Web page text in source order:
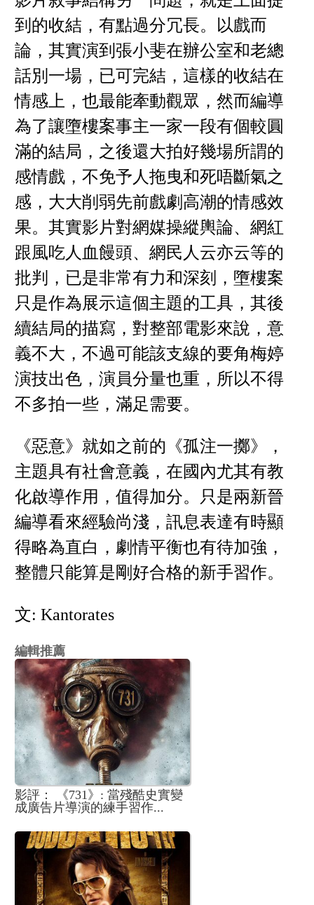
到的收結，有點過分冗長。以戲而
論，其實演到張小斐在辦公室和老總
話別一場，已可完結，這樣的收結在
情感上，也最能牽動觀眾，然而編導
為了讓墮樓案事主一家一段有個較圓
滿的結局，之後還大拍好幾場所謂的
感情戲，不免予人拖曳和死唔斷氣之
感，大大削弱先前戲劇高潮的情感效
果。其實影片對網媒操縱輿論、網紅
跟風吃人血饅頭、網民人云亦云等的
批判，已是非常有力和深刻，墮樓案
只是作為展示這個主題的工具，其後
續結局的描寫，對整部電影來說，意
義不大，不過可能該支線的要角梅婷
演技出色，演員分量也重，所以不得
不多拍一些，滿足需要。
《惡意》就如之前的《孤注一擲》，
主題具有社會意義，在國內尤其有教
化啟導作用，值得加分。只是兩新晉
編導看來經驗尚淺，訊息表達有時顯
得略為直白，劇情平衡也有待加強，
整體只能算是剛好合格的新手習作。
文: Kantorates
編輯推薦
影評： 《731》: 當殘酷史實變
成廣告片導演的練手習作...